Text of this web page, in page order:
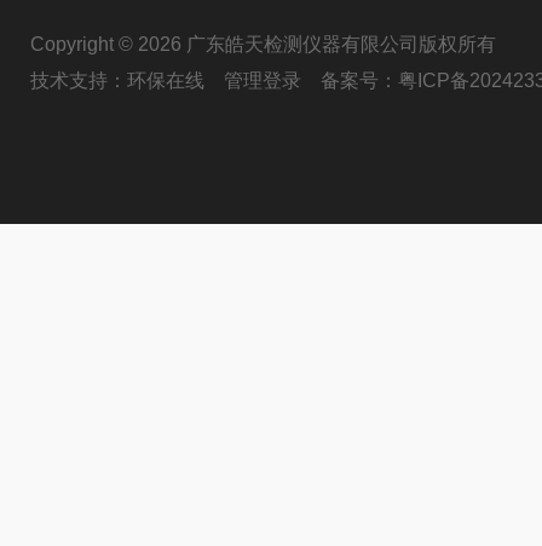
Copyright © 2026 广东皓天检测仪器有限公司版权所有
技术支持： 环保在线 管理登录 备案号： 粤ICP备